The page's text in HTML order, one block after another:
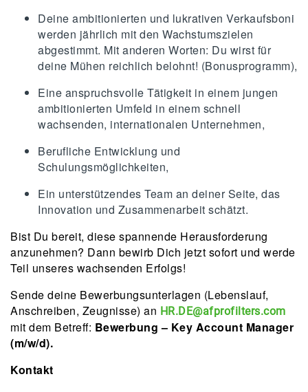
Deine ambitionierten und lukrativen Verkaufsboni
werden jährlich mit den Wachstumszielen
abgestimmt. Mit anderen Worten: Du wirst für
deine Mühen reichlich belohnt! (Bonusprogramm),
Eine anspruchsvolle Tätigkeit in einem jungen
ambitionierten Umfeld in einem schnell
wachsenden, internationalen Unternehmen,
Berufliche Entwicklung und
Schulungsmöglichkeiten,
Ein unterstützendes Team an deiner Seite, das
Innovation und Zusammenarbeit schätzt.
Bist Du bereit, diese spannende Herausforderung
anzunehmen? Dann bewirb Dich jetzt sofort und werde
Teil unseres wachsenden Erfolgs!
Sende deine Bewerbungsunterlagen (Lebenslauf,
Anschreiben, Zeugnisse) an HR.DE@afprofilters.com
mit dem Betreff: Bewerbung – Key Account Manager
(m/w/d).
Kontakt